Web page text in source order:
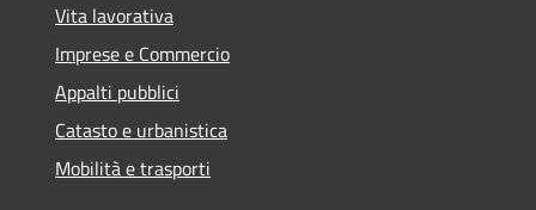
Vita lavorativa
Imprese e Commercio
Appalti pubblici
Catasto e urbanistica
Mobilità e trasporti